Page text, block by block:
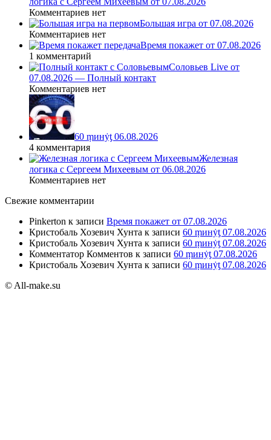
Комментариев нет
Большая игра от 07.08.2026
Комментариев нет
Время покажет от 07.08.2026
1 комментарий
Соловьев Live от
07.08.2026 — Полный контакт
Комментариев нет
60 ṃинẏƫ 06.08.2026
4 комментария
Железная
логика с Сергеем Михеевым от 06.08.2026
Комментариев нет
Свежие комментарии
Pinkerton к записи Время покажет от 07.08.2026
Кристобаль Хозевич Хунта к записи 60 ṃинẏƫ 07.08.2026
Кристобаль Хозевич Хунта к записи 60 ṃинẏƫ 07.08.2026
Комментатор Комментов к записи 60 ṃинẏƫ 07.08.2026
Кристобаль Хозевич Хунта к записи 60 ṃинẏƫ 07.08.2026
© All-make.su